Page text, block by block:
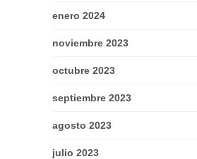
enero 2024
noviembre 2023
octubre 2023
septiembre 2023
agosto 2023
julio 2023